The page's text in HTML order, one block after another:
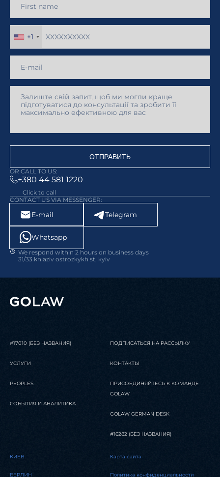
+1
ОТПРАВИТЬ
OR CALL TO US:
+380 44 581 1220
Click to call
CONTACT US VIA MESSENGER:
E-mail Telegram
Whatsapp
We respond within 2 hours on business days
31/33 kniaziv ostrozkykh st, kyiv
#17010 (БЕЗ НАЗВАНИЯ)
УСЛУГИ
PEOPLES
СОБЫТИЯ И АНАЛИТИКА
ПОДПИСАТЬСЯ НА РАССЫЛКУ
КОНТАКТЫ
ПРИСОЕДИНЯЙТЕСЬ К КОМАНДЕ
GOLAW
GOLAW GERMAN DESK
#16282 (БЕЗ НАЗВАНИЯ)
КИЕВ
БЕРЛИН
Карта сайта
Политика конфиденциальности